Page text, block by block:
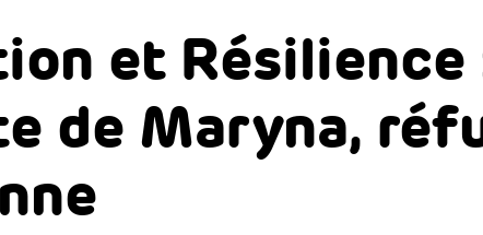
et Résilience
de Maryna,